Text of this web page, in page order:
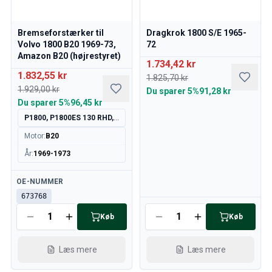
Volvo 850 fælge/navkapsler
Volvo 850 Karrosseridele
Volvo 850 Brændstof/udstødningssystem
Volvo 850 Indvendige dele
Volvo 850 gearkasse
Volvo 850 Kølesystem
Volvo 850 Motordele
Volvo 850 Elektrisk udstyr
Volvo 850 Varmeanlæg
Volvo 850 Diverse dele
Volvo 940/960 Reservedele
Bremser
Elsystem
Brændstof & Udstødning
Bremseforstærker til
Volvo 1800 B20 1969-73,
Amazon B20 (højrestyret)
1.832,55 kr
1.929,00 kr
Du sparer 5%96,45 kr
P1800, P1800ES 130 RHD, 220 RHD,
Motor: B20
År:1969-1973
Tilgængelig
OE-NUMMER
673768
Køb
Læs mere
Dragkrok 1800 S/E 1965-
72
1.734,42 kr
1.825,70 kr
Du sparer 5%91,28 kr
Køb
Læs mere